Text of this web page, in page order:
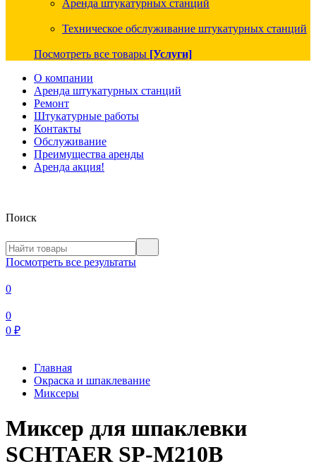
Аренда штукатурных станций
Техническое обслуживание штукатурных станций
Посмотреть все товары [Услуги]
О компании
Аренда штукатурных станций
Ремонт
Штукатурные работы
Контакты
Обслуживание
Преимущества аренды
Аренда акция!
Поиск
Посмотреть все результаты
0
0
0 ₽
Главная
Окраска и шпаклевание
Миксеры
Миксер для шпаклевки
SCHTAER SP-M210B